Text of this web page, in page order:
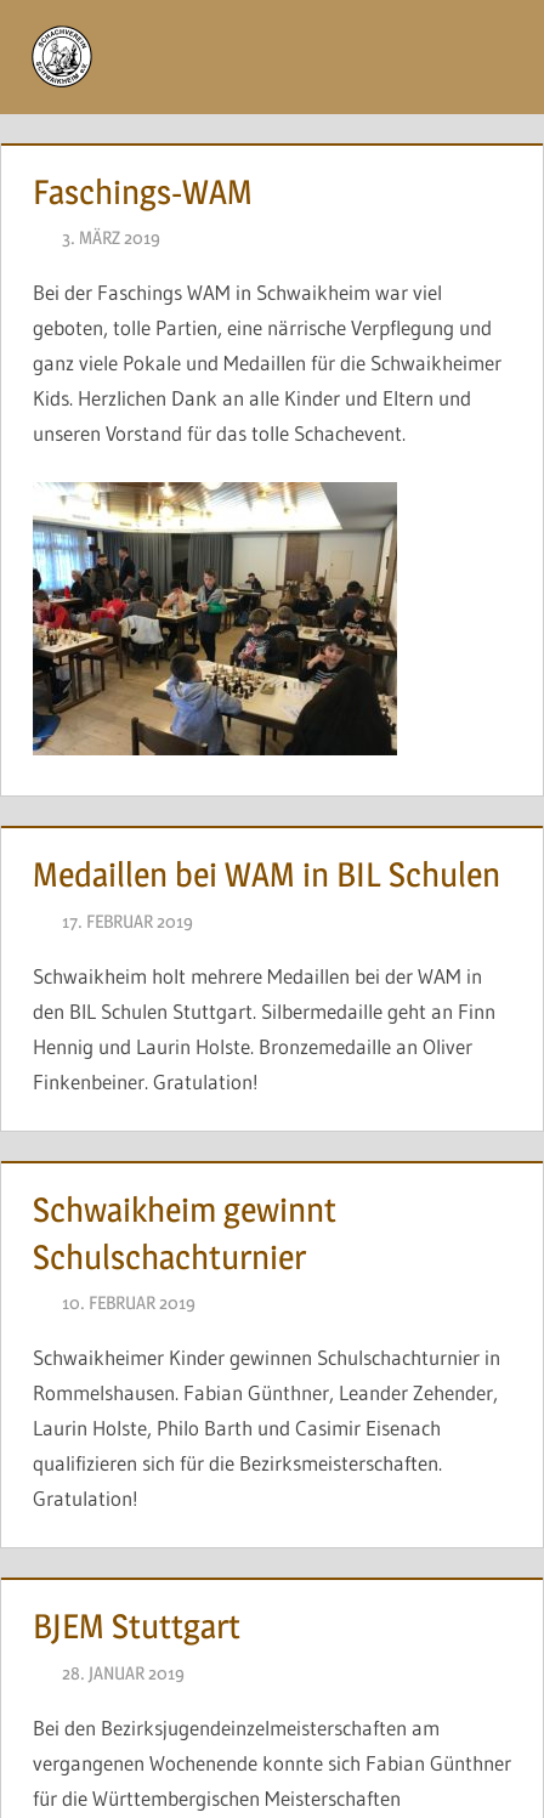
Inhalt
springen
Faschings-WAM
3. MÄRZ 2019
Bei der Faschings WAM in Schwaikheim war viel
geboten, tolle Partien, eine närrische Verpflegung und
ganz viele Pokale und Medaillen für die Schwaikheimer
Kids. Herzlichen Dank an alle Kinder und Eltern und
unseren Vorstand für das tolle Schachevent.
Medaillen bei WAM in BIL Schulen
17. FEBRUAR 2019
Schwaikheim holt mehrere Medaillen bei der WAM in
den BIL Schulen Stuttgart. Silbermedaille geht an Finn
Hennig und Laurin Holste. Bronzemedaille an Oliver
Finkenbeiner. Gratulation!
Schwaikheim gewinnt
Schulschachturnier
10. FEBRUAR 2019
Schwaikheimer Kinder gewinnen Schulschachturnier in
Rommelshausen. Fabian Günthner, Leander Zehender,
Laurin Holste, Philo Barth und Casimir Eisenach
qualifizieren sich für die Bezirksmeisterschaften.
Gratulation!
BJEM Stuttgart
28. JANUAR 2019
Bei den Bezirksjugendeinzelmeisterschaften am
vergangenen Wochenende konnte sich Fabian Günthner
für die Württembergischen Meisterschaften